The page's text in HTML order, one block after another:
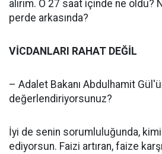
alırım. O 27 saat içinde ne oldu?
perde arkasında?
VİCDANLARI RAHAT DEĞİL
– Adalet Bakanı Abdulhamit
değerlendiriyorsunuz?
İyi de senin sorumluluğunda,
ediyorsun. Faizi artıran, faize